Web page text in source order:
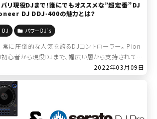
リ現役DJまで！誰にでもオススメな”超定番”DJ
DJ DDJ-400の魅力とは？
DJ パワーDJ's
常に圧倒的な人気を誇るDJコントローラー。 Pion
心者から現役DJまで、幅広い層から支持されてい
トローラーです。 よく知らないけれど名前 […]
2022年03月09日